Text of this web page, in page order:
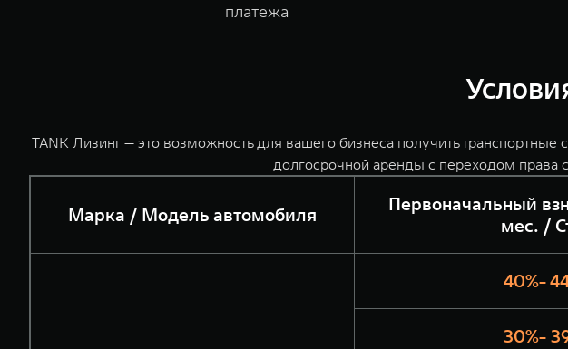
платежа
TANK Лизинг — это возможность для вашего бизнеса получить
долгосрочной аренды с переходом права
Марка / Модель автомобиля
Первоначальный
мес. /
40%-
30%-